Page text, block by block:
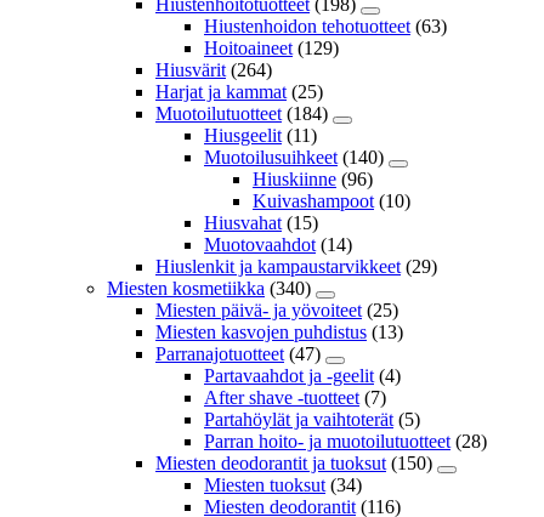
Hiustenhoitotuotteet (198)
Hiustenhoidon tehotuotteet (63)
Hoitoaineet (129)
Hiusvärit (264)
Harjat ja kammat (25)
Muotoilutuotteet (184)
Hiusgeelit (11)
Muotoilusuihkeet (140)
Hiuskiinne (96)
Kuivashampoot (10)
Hiusvahat (15)
Muotovaahdot (14)
Hiuslenkit ja kampaustarvikkeet (29)
Miesten kosmetiikka (340)
Miesten päivä- ja yövoiteet (25)
Miesten kasvojen puhdistus (13)
Parranajotuotteet (47)
Partavaahdot ja -geelit (4)
After shave -tuotteet (7)
Partahöylät ja vaihtoterät (5)
Parran hoito- ja muotoilutuotteet (28)
Miesten deodorantit ja tuoksut (150)
Miesten tuoksut (34)
Miesten deodorantit (116)